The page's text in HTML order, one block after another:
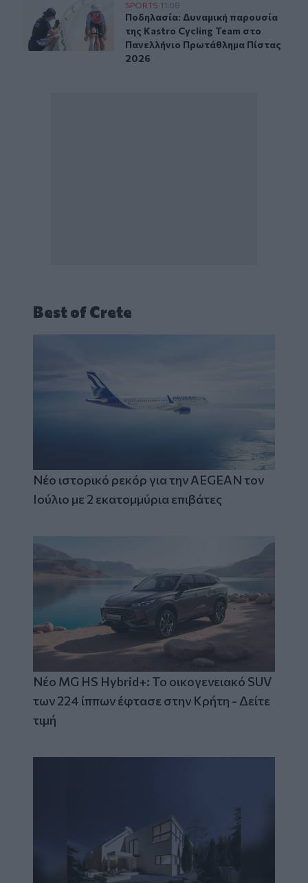
Ποδηλασία: Δυναμική παρουσία της Kastro Cycling
SPORTS 11:08
Ποδηλασία: Δυναμική παρουσία
Ποδηλασία: Δυναμική παρουσία
της Kastro Cycling Team στο
Πανελλήνιο Πρωτάθλημα Πίστας
2026
Best of Crete
Νέο ιστορικό ρεκόρ για την AEGEAN τον
Ιούλιο με 2 εκατομμύρια επιβάτες
Νέο MG HS Hybrid+: Το οικογενειακό SUV
των 224 ίππων έφτασε στην Κρήτη - Δείτε
τιμή